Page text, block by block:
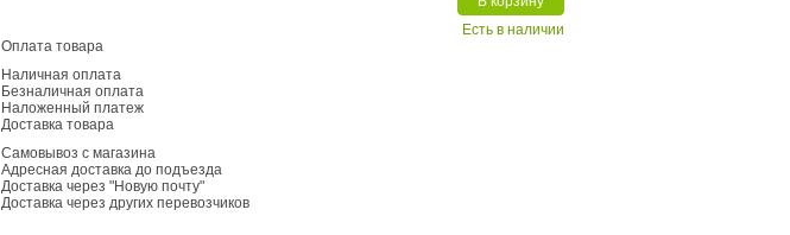
Есть в наличии
Оплата товара
Наличная оплата
Безналичная оплата
Наложенный платеж
Доставка товара
Самовывоз с магазина
Адресная доставка до подъезда
Доставка через "Новую почту"
Доставка через других перевозчиков